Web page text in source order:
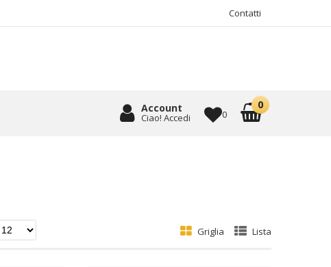
Contatti
Account
Ciao! Accedi 0
Griglia Lista